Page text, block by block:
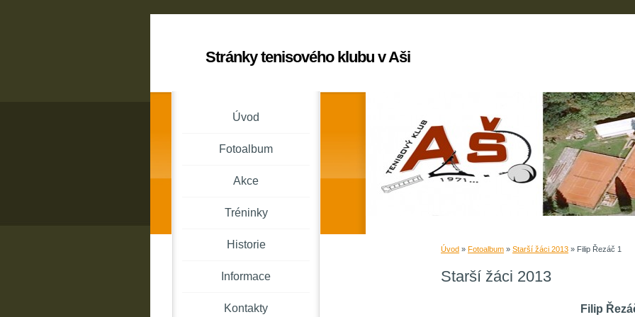
Stránky tenisového klubu v Aši
Úvod » Fotoalbum » Starší žáci 2013 » Filip Řezáč 1
Starší žáci 2013
Filip
Úvod
Fotoalbum
Akce
Tréninky
Historie
Informace
Kontakty